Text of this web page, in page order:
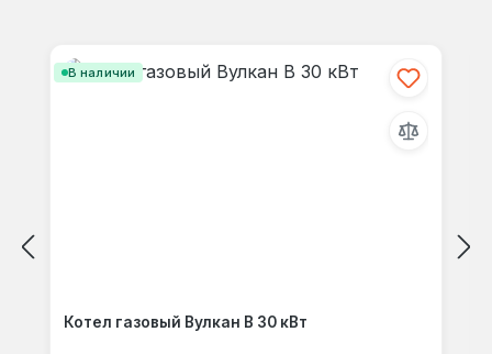
В наличии
Котел газовый Вулкан В 30 кВт